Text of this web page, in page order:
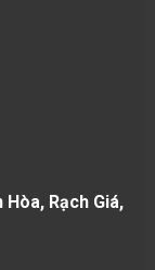
Rạch Giá,